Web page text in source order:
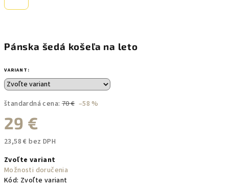
Pánska šedá košeľa na leto
VARIANT:
štandardná cena: 70 € –58 %
29 €
23,58 € bez DPH
cena:
Zvoľte variant
Možnosti doručenia
Kód: Zvoľte variant